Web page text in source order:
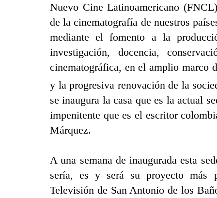
Nuevo Cine Latinoamericano (FNCL)
de la cinematografía de nuestros
mediante el fomento a la
investigación, docencia,
cinematográfica, en el amplio marco
y la progresiva renovación de la
se inaugura la casa que es la actual
impenitente que es el escritor
Márquez.
A una semana de inaugurada esta
sería, es y será su proyecto más
Televisión de San Antonio de los